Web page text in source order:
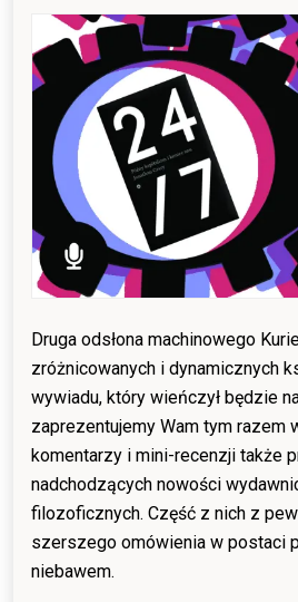
01/09/2015
Druga odsłona machinowego
zróżnicowanych i dynamicznych
wywiadu, który wieńczył będzie
zaprezentujemy Wam tym razem
komentarzy i mini-recenzji także
nadchodzących nowości
filozoficznych. Część z nich z
szerszego omówienia w postaci
niebawem.